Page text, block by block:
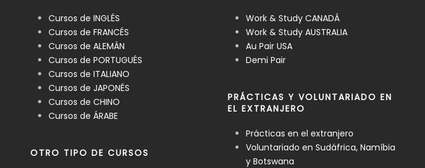
Cursos de INGLÉS
Cursos de FRANCÉS
Cursos de ALEMÁN
Cursos de PORTUGUÉS
Cursos de ITALIANO
Cursos de JAPONÉS
Cursos de CHINO
Cursos de ÁRABE
OTRO TIPO DE CURSOS
Work & Study CANADÁ
Work & Study AUSTRALIA
Au Pair USA
Demi Pair
PRÁCTICAS Y VOLUNTARIADO EN
EL EXTRANJERO
Prácticas en el extranjero
Voluntariado en Sudáfrica, Namíbia
y Botswana